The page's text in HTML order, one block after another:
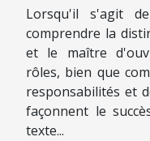
Lorsqu'il s'agit
comprendre la
et le maître
rôles, bien que
responsabilités et
façonnent le
texte...